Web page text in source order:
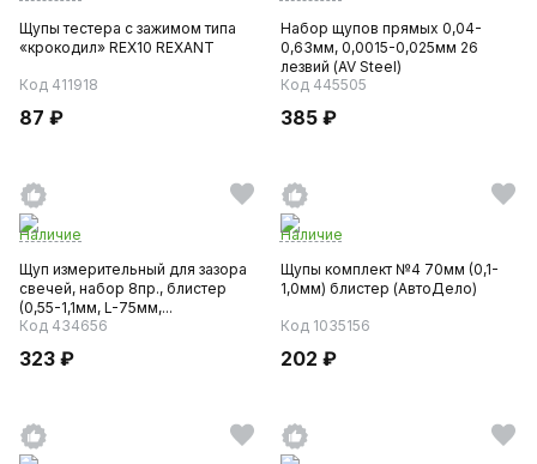
Щупы тестера с зажимом типа
«крокодил» REX10 REXANT
Код 411918
87 ₽
Набор щупов прямых 0,04-
0,63мм, 0,0015-0,025мм 26
лезвий (AV Steel)
Код 445505
385 ₽
Наличие
Щуп измерительный для зазора
свечей, набор 8пр., блистер
(0,55-1,1мм, L-75мм,...
Код 434656
323 ₽
Наличие
Щупы комплект №4 70мм (0,1-
1,0мм) блистер (АвтоДело)
Код 1035156
202 ₽